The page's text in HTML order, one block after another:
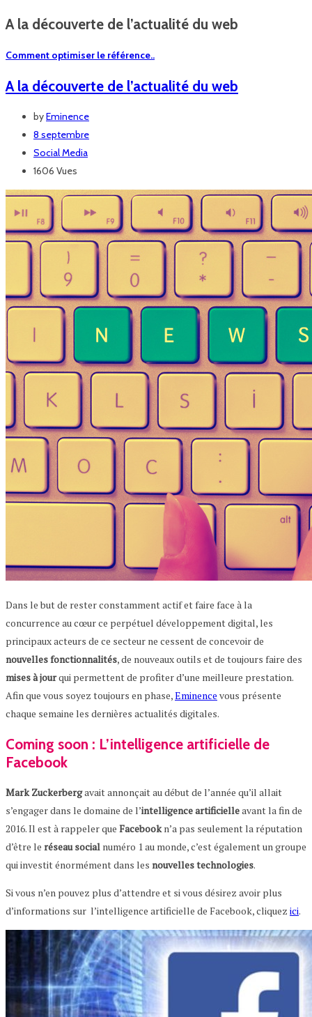
A la découverte de l’actualité du web
Comment optimiser le référence..
A la découverte de l’actualité du web
byEminence
8 septembre
Social Media
1606 Vues
Dans le but de rester constamment actif et faire face à la
concurrence au cœur ce perpétuel développement digital, les
principaux acteurs de ce secteur ne cessent de concevoir de
nouvellesfonctionnalités, de nouveaux outils et de toujours faire des
misesàjourqui permettent de profiter d’une meilleure prestation.
Afin que vous soyez toujours en phase,Eminence vous présente
chaque semaine les dernières actualités digitales.
Coming soon : L’intelligence artificielle de
Facebook
Mark Zuckerbergavait annonçait au début de l’année qu’il allait
s’engager dans le domaine de l’intelligence artificielleavant la fin de
2016. Il est à rappeler que Facebookn’a pas seulement la réputation
d’être le réseau social numéro 1 au monde, c’est également un groupe
qui investit énormément dans les nouvelles technologies.
Si vous n’en pouvez plus d’attendre et si vous désirez avoir plus
d’informations sur l’intelligence artificielle de Facebook, cliquez ici.